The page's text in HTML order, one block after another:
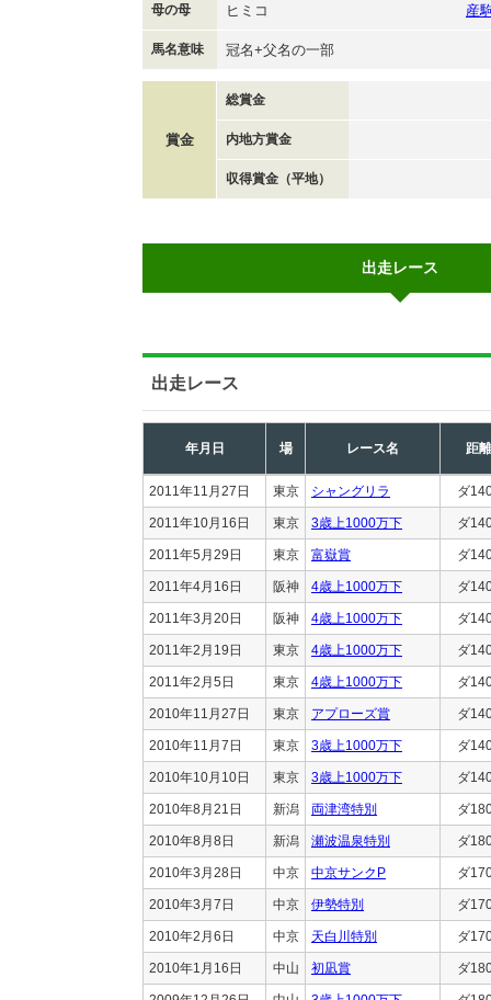
母の母 ヒミコ 産
馬名意味 冠名+父名の一部
賞金
総賞金
内地方賞金
収得賞金（平地）
出走レース
出走レース
年月日 場 レース名 距離
2011年11月27日 東京 シャングリラ ダ
2011年10月16日 東京 3歳上1000万下 ダ
2011年5月29日 東京 富嶽賞 ダ
2011年4月16日 阪神 4歳上1000万下 ダ
2011年3月20日 阪神 4歳上1000万下 ダ
2011年2月19日 東京 4歳上1000万下 ダ
2011年2月5日 東京 4歳上1000万下 ダ
2010年11月27日 東京 アプローズ賞 ダ
2010年11月7日 東京 3歳上1000万下 ダ
2010年10月10日 東京 3歳上1000万下 ダ
2010年8月21日 新潟 両津湾特別 ダ
2010年8月8日 新潟 瀬波温泉特別 ダ
2010年3月28日 中京 中京サンクP ダ
2010年3月7日 中京 伊勢特別 ダ
2010年2月6日 中京 天白川特別 ダ
2010年1月16日 中山 初凪賞 ダ